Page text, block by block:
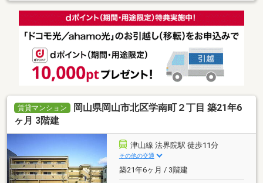
賃貸マンション
岡山県岡山市北区学南町２丁目 築21年6
ヶ月 3階建
津山線 法界院駅 徒歩11分
その他の交通
築21年6ヶ月 / 3階建